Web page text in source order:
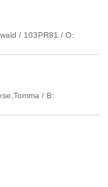
/ 103PR81 / O:
/ B: